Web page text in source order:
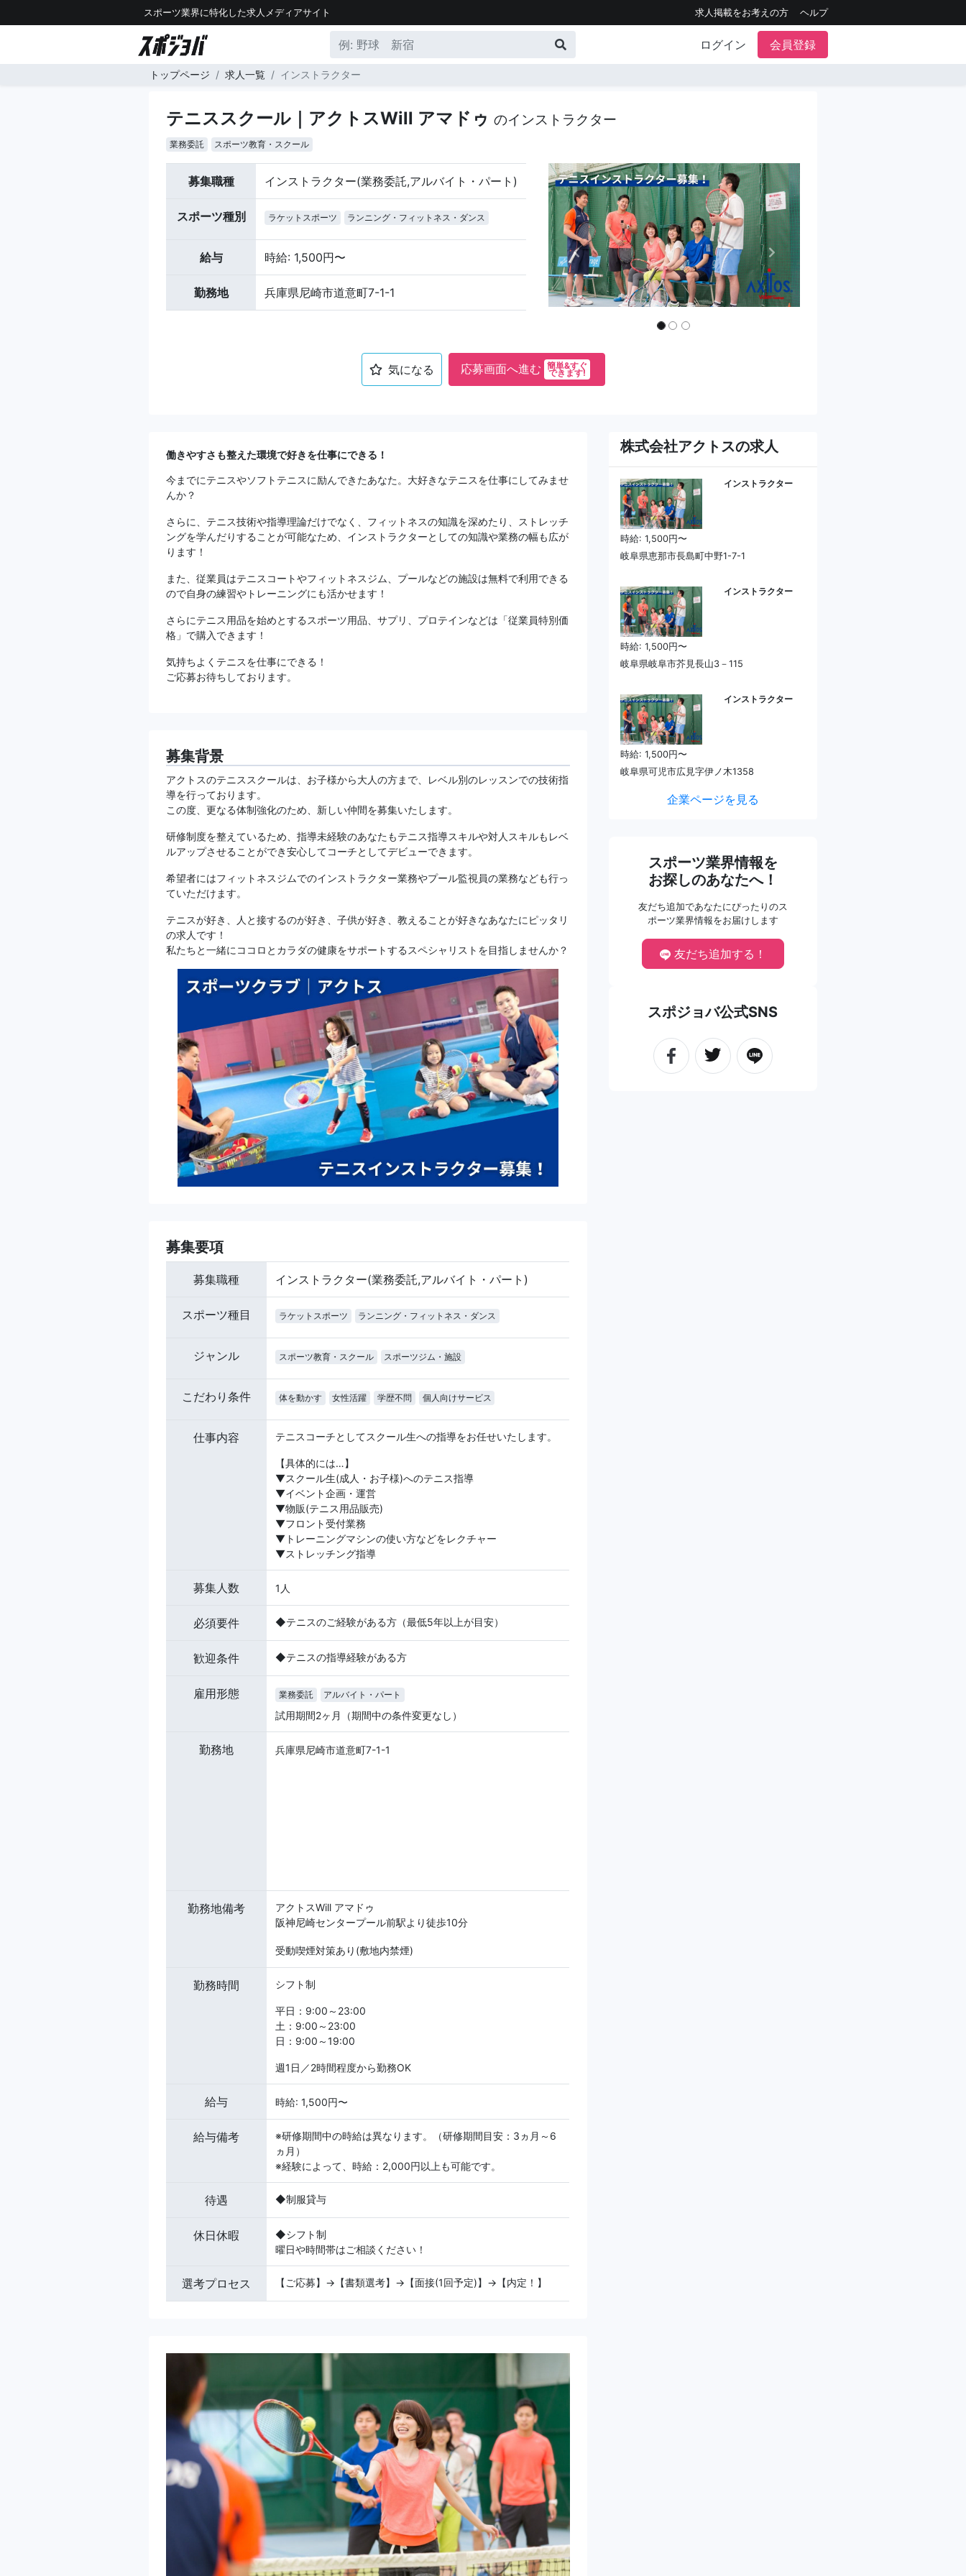
スポーツ業界に特化した求人メディアサイト 求人掲載をお考えの方 ヘルプ
ログイン 会員登録
トップページ 求人一覧 インストラクター
テニススクール｜アクトスWill アマドゥ のインストラクター
業務委託 スポーツ教育・スクール
募集職種 インストラクター(業務委託,アルバイト・パート)
スポーツ種別 ラケットスポーツ ランニング・フィットネス・ダンス
給与 時給: 1,500円〜
勤務地 兵庫県尼崎市道意町7-1-1
気になる 応募画面へ進む 簡単&すぐ
できます!
働きやすさも整えた環境で好きを仕事にできる！
今までにテニスやソフトテニスに励んできたあなた。大好きなテニスを仕事にしてみませ
んか？
さらに、テニス技術や指導理論だけでなく、フィットネスの知識を深めたり、ストレッチ
ングを学んだりすることが可能なため、インストラクターとしての知識や業務の幅も広が
ります！
また、従業員はテニスコートやフィットネスジム、プールなどの施設は無料で利用できる
ので自身の練習やトレーニングにも活かせます！
さらにテニス用品を始めとするスポーツ用品、サプリ、プロテインなどは「従業員特別価
格」で購入できます！
気持ちよくテニスを仕事にできる！
ご応募お待ちしております。
募集背景
アクトスのテニススクールは、お子様から大人の方まで、レベル別のレッスンでの技術指
導を行っております。
この度、更なる体制強化のため、新しい仲間を募集いたします。
研修制度を整えているため、指導未経験のあなたもテニス指導スキルや対人スキルもレベ
ルアップさせることができ安心してコーチとしてデビューできます。
希望者にはフィットネスジムでのインストラクター業務やプール監視員の業務なども行っ
ていただけます。
テニスが好き、人と接するのが好き、子供が好き、教えることが好きなあなたにピッタリ
の求人です！
私たちと一緒にココロとカラダの健康をサポートするスペシャリストを目指しませんか？
募集要項
募集職種 インストラクター(業務委託,アルバイト・パート)
スポーツ種目 ラケットスポーツ ランニング・フィットネス・ダンス
ジャンル スポーツ教育・スクール スポーツジム・施設
こだわり条件 体を動かす 女性活躍 学歴不問 個人向けサービス
仕事内容 テニスコーチとしてスクール生への指導をお任せいたします。
【具体的には…】
▼スクール生(成人・お子様)へのテニス指導
▼イベント企画・運営
▼物販(テニス用品販売)
▼フロント受付業務
▼トレーニングマシンの使い方などをレクチャー
▼ストレッチング指導
募集人数 1人
必須要件 ◆テニスのご経験がある方（最低5年以上が目安）
歓迎条件 ◆テニスの指導経験がある方
雇用形態 業務委託 アルバイト・パート
試用期間2ヶ月（期間中の条件変更なし）
勤務地 兵庫県尼崎市道意町7-1-1
勤務地備考
アクトスWill アマドゥ
阪神尼崎センタープール前駅より徒歩10分
受動喫煙対策あり(敷地内禁煙)
勤務時間 シフト制
平日：9:00～23:00
土：9:00～23:00
日：9:00～19:00
週1日／2時間程度から勤務OK
給与 時給: 1,500円〜
給与備考
※研修期間中の時給は異なります。（研修期間目安：3ヵ月～6
ヵ月）
※経験によって、時給：2,000円以上も可能です。
待遇 ◆制服貸与
休日休暇
◆シフト制
曜日や時間帯はご相談ください！
選考プロセス 【ご応募】→【書類選考】→【面接(1回予定)】→【内定！】
株式会社アクトスの求人
インストラクター
時給: 1,500円〜
岐阜県恵那市長島町中野1-7-1
インストラクター
時給: 1,500円〜
岐阜県岐阜市芥見長山3－115
インストラクター
時給: 1,500円〜
岐阜県可児市広見字伊ノ木1358
企業ページを見る
スポーツ業界情報を
お探しのあなたへ！
友だち追加であなたにぴったりのス
ポーツ業界情報をお届けします
友だち追加する！
スポジョバ公式SNS